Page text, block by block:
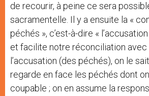
de recourir, à peine ce sera
sacramentelle. Il y a ensuite la «
péchés », c’est-à-dire «
et facilite notre réconciliation avec
l’accusation (des péchés), on le
regarde en face les péchés dont on
coupable ; on en assume la